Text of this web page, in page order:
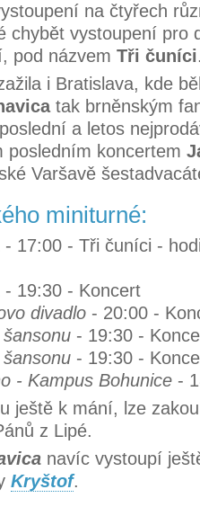
na čtyřech
chybět vystoupení pro
pod názvem Tři čuníci
i Bratislava, kde
tak brněnským
a letos
posledním koncertem
Varšavě
miniturné:
- 17:00 - Tři čuníci -
- 19:30 - Koncert
divadlo - 20:00 -
- 19:30 -
- 19:30 -
- Kampus Bohunice -
ještě k mání, lze
z Lipé.
navíc vystoupí
Kryštof.